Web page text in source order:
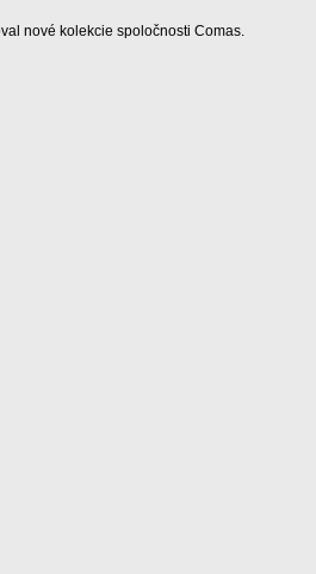
nové kolekcie spoločnosti Comas.